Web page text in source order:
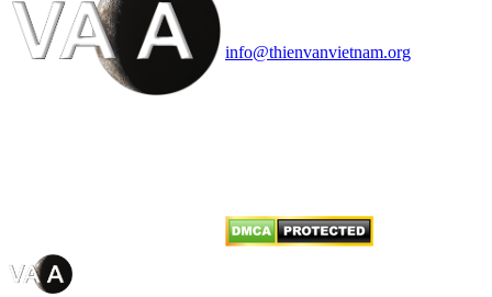
info@thienvanvietnam.org